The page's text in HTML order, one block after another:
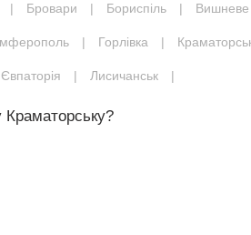
| Бровари | Бориспіль | Вишневе
| Горлівка |
Євпаторія | Лисичанськ |